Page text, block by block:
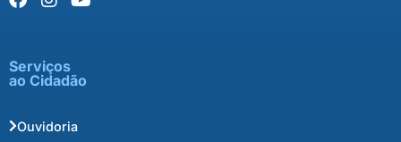
Serviços
ao Cidadão
Ouvidoria